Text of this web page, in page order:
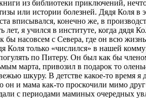
из библиотеки приключений,
или истории болезней. Дядя Коля в
вписывался, конечно же, в
лет, я учился в институте, когда дядя
бы насовсем с Севера, где он всю
Коля только «числился» в нашей
по Питеру. Он был как бы
марта, привозил в подарок то
шкуру. В детстве какое-то время я
он и мама как-то проскочили мимо
с периодами маминых очередных